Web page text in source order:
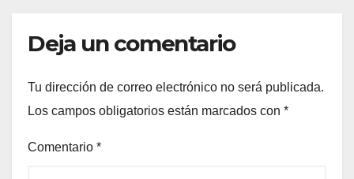
Deja un comentario
Tu dirección de correo electrónico no será publicada.
Los campos obligatorios están marcados con *
Comentario *